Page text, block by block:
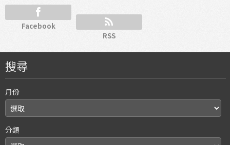
Facebook
RSS
搜尋
月份
分類